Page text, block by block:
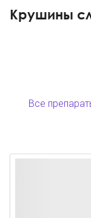
Крушины
Все